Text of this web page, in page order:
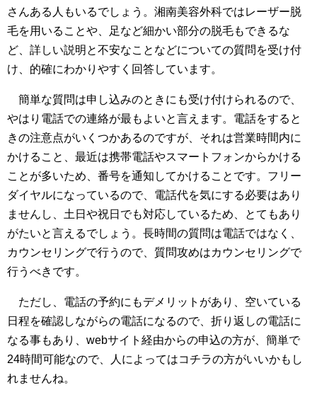
さんある人もいるでしょう。湘南美容外科ではレーザー脱
毛を用いることや、足など細かい部分の脱毛もできるな
ど、詳しい説明と不安なことなどについての質問を受け付
け、的確にわかりやすく回答しています。
簡単な質問は申し込みのときにも受け付けられるので、
やはり電話での連絡が最もよいと言えます。電話をすると
きの注意点がいくつかあるのですが、それは営業時間内に
かけること、最近は携帯電話やスマートフォンからかける
ことが多いため、番号を通知してかけることです。フリー
ダイヤルになっているので、電話代を気にする必要はあり
ませんし、土日や祝日でも対応しているため、とてもあり
がたいと言えるでしょう。長時間の質問は電話ではなく、
カウンセリングで行うので、質問攻めはカウンセリングで
行うべきです。
ただし、電話の予約にもデメリットがあり、空いている
日程を確認しながらの電話になるので、折り返しの電話に
なる事もあり、webサイト経由からの申込の方が、簡単で
24時間可能なので、人によってはコチラの方がいいかもし
れませんね。